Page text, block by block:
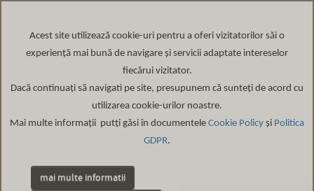
Acest site utilizează cookie-uri pentru a oferi vizitatorilor săi o
experiență mai bună de navigare și servicii adaptate intereselor
fiecărui vizitator.
Dacă continuați să navigati pe site, presupunem că sunteți de acord cu
utilizarea cookie-urilor noastre.
Mai multe informații putți găsi în documentele Cookie Policy și Politica
GDPR.
mai multe informatii